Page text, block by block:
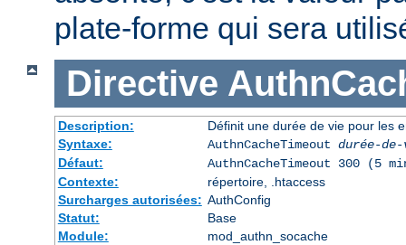
plate-forme qui sera
Directive
Description:
Définit une durée de vie pour les
Syntaxe:
AuthnCacheTimeout durée-
Défaut:
AuthnCacheTimeout 300 (5
Contexte:
répertoire, .htaccess
Surcharges autorisées: AuthConfig
Statut:
Base
Module:
mod_authn_socache